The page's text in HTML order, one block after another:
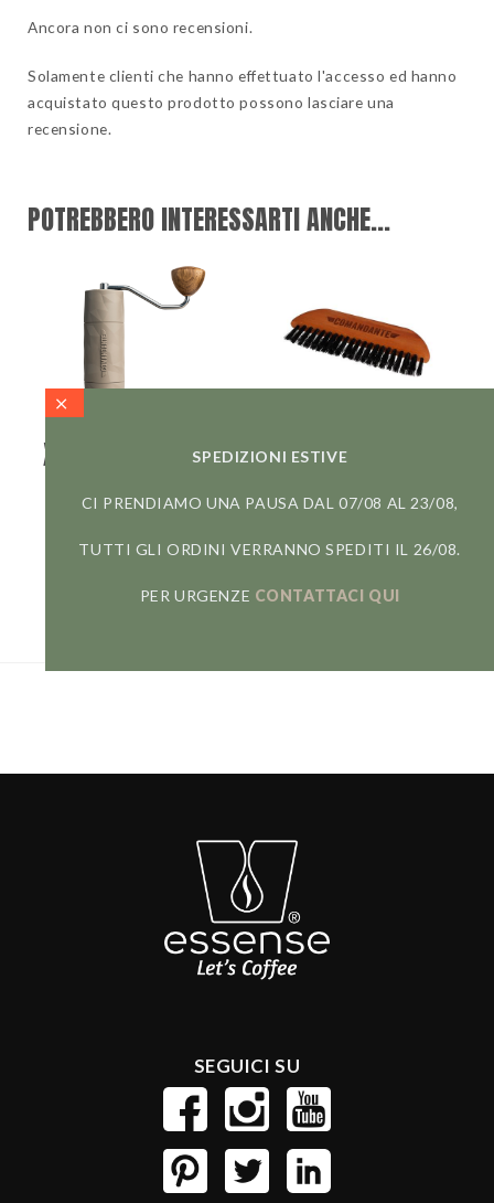
Ancora non ci sono recensioni.
Solamente clienti che hanno effettuato l'accesso ed hanno
acquistato questo prodotto possono lasciare una
recensione.
POTREBBERO INTERESSARTI ANCHE...
X25 TRAILMASTER
COMANDANTE
239,00 €
portatile
BARISTA BRUSH #1
9,90€
SEGUICI SU
SPEDIZIONI ESTIVE
CI PRENDIAMO UNA PAUSA DAL 07/08 AL 23/08,
TUTTI GLI ORDINI VERRANNO SPEDITI IL 26/08.
PER URGENZE CONTATTACI QUI